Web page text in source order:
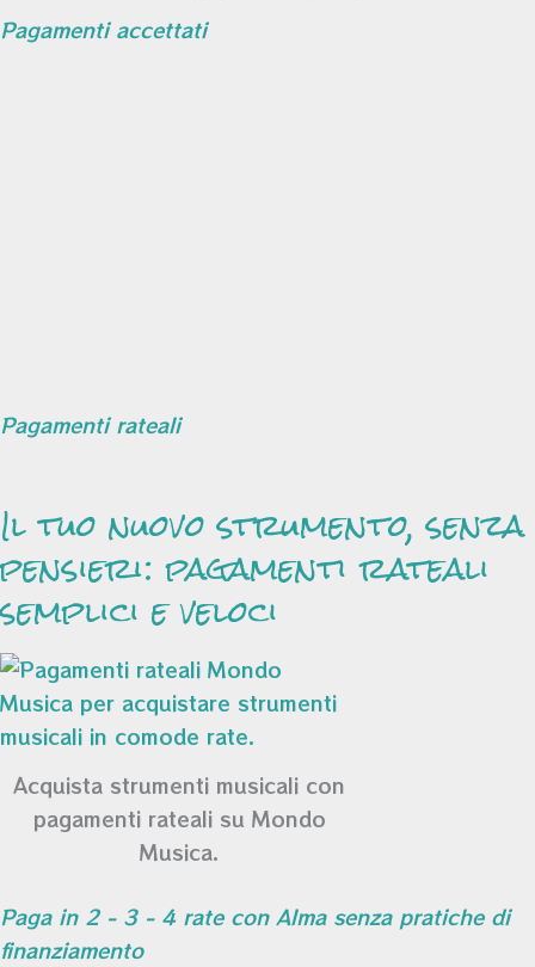
Pagamenti accettati
Pagamenti rateali
Il tuo nuovo strumento, senza
pensieri: pagamenti rateali
semplici e veloci
Acquista strumenti musicali con
pagamenti rateali su Mondo
Musica.
Paga in 2 - 3 - 4 rate con Alma senza pratiche di
finanziamento